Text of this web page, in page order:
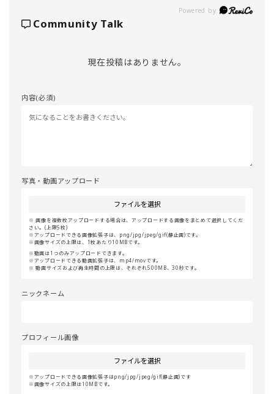
Powered by
Community Talk
現在投稿はありません。
内容(必須)
写真・動画アップロード
ファイルを選択
画像を複数枚アップロードする場合は、アップロードする画像をまとめて選択してくだ
さい。(上限5枚)
アップロードできる画像拡張子は、png/jpg/jpeg/gif(静止画)です。
画像サイズの上限は、1枚あたり10MBです。
動画は1つのみアップロードできます。
アップロードできる動画拡張子は、mp4/movです。
動画サイズおよび再生時間の上限は、それぞれ500MB、30秒です。
ニックネーム
プロフィール画像
ファイルを選択
アップロードできる画像拡張子はpng/jpg/jpeg/gif(静止画)です
画像サイズの上限は10MBです。